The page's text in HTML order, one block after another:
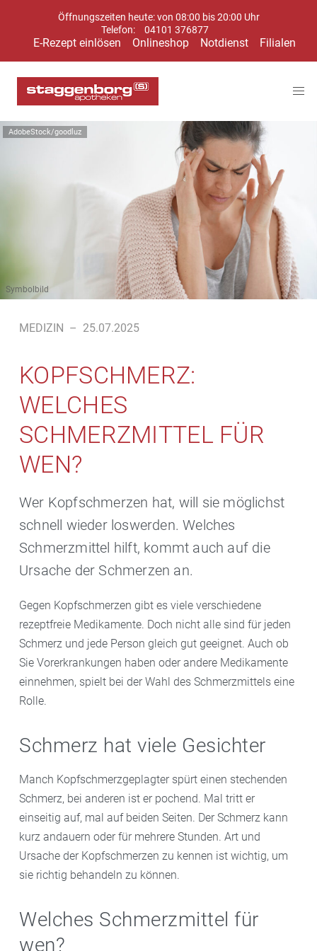
Öffnungszeiten heute: von 08:00 bis 20:00 Uhr
Telefon:
04101 376877
E-Rezept einlösen Onlineshop Notdienst Filialen
AdobeStock/goodluz
Symbolbild
MEDIZIN – 25.07.2025
KOPFSCHMERZ:
WELCHES
SCHMERZMITTEL FÜR
WEN?
Wer Kopfschmerzen hat, will sie möglichst
schnell wieder loswerden. Welches
Schmerzmittel hilft, kommt auch auf die
Ursache der Schmerzen an.
Gegen Kopfschmerzen gibt es viele verschiedene
rezeptfreie Medikamente. Doch nicht alle sind für jeden
Schmerz und jede Person gleich gut geeignet. Auch ob
Sie Vorerkrankungen haben oder andere Medikamente
einnehmen, spielt bei der Wahl des Schmerzmittels eine
Rolle.
Schmerz hat viele Gesichter
Manch Kopfschmerzgeplagter spürt einen stechenden
Schmerz, bei anderen ist er pochend. Mal tritt er
einseitig auf, mal auf beiden Seiten. Der Schmerz kann
kurz andauern oder für mehrere Stunden. Art und
Ursache der Kopfschmerzen zu kennen ist wichtig, um
sie richtig behandeln zu können.
Welches Schmerzmittel für
wen?